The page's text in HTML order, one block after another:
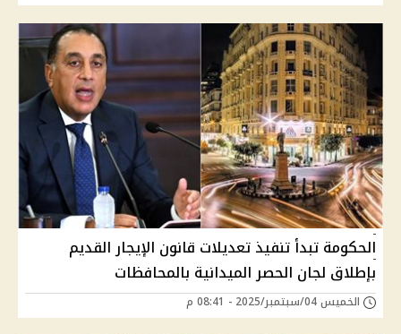
الحكومة تبدأ تنفيذ تعديلات قانون الإيجار القديم
بإطلاق لجان الحصر الميدانية بالمحافظات
الخميس 04/سبتمبر/2025 - 08:41 م